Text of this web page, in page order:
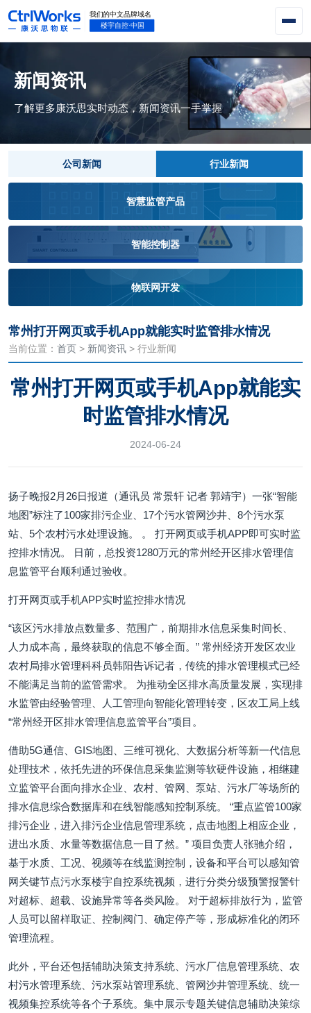
新闻资讯
了解更多康沃思实时动态，新闻资讯一手掌握
公司新闻 行业新闻
智慧监管产品
智能控制器
物联网开发
常州打开网页或手机App就能实时监管排水情况
当前位置： 首页 > 新闻资讯 > 行业新闻
常州打开网页或手机App就能实
时监管排水情况
2024-06-24
扬子晚报2月26日报道（通讯员 常景轩 记者 郭靖宇）一张“智能
地图”标注了100家排污企业、17个污水管网沙井、8个污水泵
站、5个农村污水处理设施。 。 打开网页或手机APP即可实时监
控排水情况。 日前，总投资1280万元的常州经开区排水管理信
息监管平台顺利通过验收。
打开网页或手机APP实时监控排水情况
“该区污水排放点数量多、范围广，前期排水信息采集时间长、
人力成本高，最终获取的信息不够全面。” 常州经济开发区农业
农村局排水管理科科员韩阳告诉记者，传统的排水管理模式已经
不能满足当前的监管需求。 为推动全区排水高质量发展，实现排
水监管由经验管理、人工管理向智能化管理转变，区农工局上线
“常州经开区排水管理信息监管平台”项目。
借助5G通信、GIS地图、三维可视化、大数据分析等新一代信息
处理技术，依托先进的环保信息采集监测等软硬件设施，相继建
立监管平台面向排水企业、农村、管网、泵站、污水厂等场所的
排水信息综合数据库和在线智能感知控制系统。 “重点监管100家
排污企业，进入排污企业信息管理系统，点击地图上相应企业，
进出水质、水量等数据信息一目了然。” 项目负责人张驰介绍，
基于水质、工况、视频等在线监测控制，设备和平台可以感知管
网关键节点污水泵楼宇自控系统视频，进行分类分级预警报警针
对超标、超载、设施异常等各类风险。 对于超标排放行为，监管
人员可以留样取证、控制阀门、确定停产等，形成标准化的闭环
管理流程。
此外，平台还包括辅助决策支持系统、污水厂信息管理系统、农
村污水管理系统、污水泵站管理系统、管网沙井管理系统、统一
视频集控系统等各个子系统。集中展示专题关键信息辅助决策综